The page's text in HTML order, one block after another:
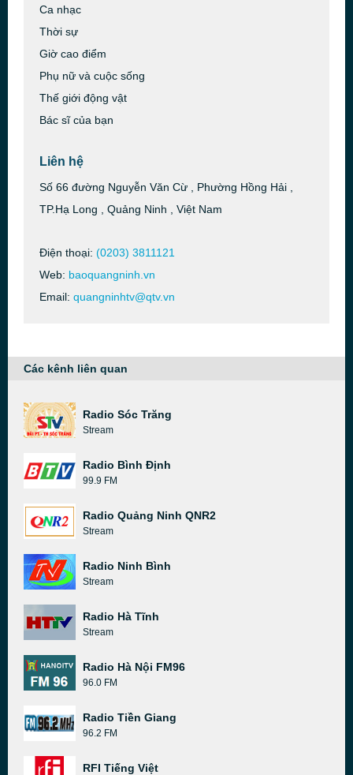
Ca nhạc
Thời sự
Giờ cao điểm
Phụ nữ và cuộc sống
Thế giới động vật
Bác sĩ của bạn
Liên hệ
Số 66 đường Nguyễn Văn Cừ , Phường Hồng Hải ,
TP.Hạ Long , Quảng Ninh , Việt Nam
Điện thoại: (0203) 3811121
Web: baoquangninh.vn
Email: quangninhtv@qtv.vn
Các kênh liên quan
Radio Sóc Trăng
Stream
Radio Bình Định
99.9 FM
Radio Quảng Ninh QNR2
Stream
Radio Ninh Bình
Stream
Radio Hà Tĩnh
Stream
Radio Hà Nội FM96
96.0 FM
Radio Tiền Giang
96.2 FM
RFI Tiếng Việt